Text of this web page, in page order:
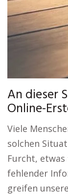
An dieser
Online-
Viele
solchen
Furcht,
fehlender
greifen